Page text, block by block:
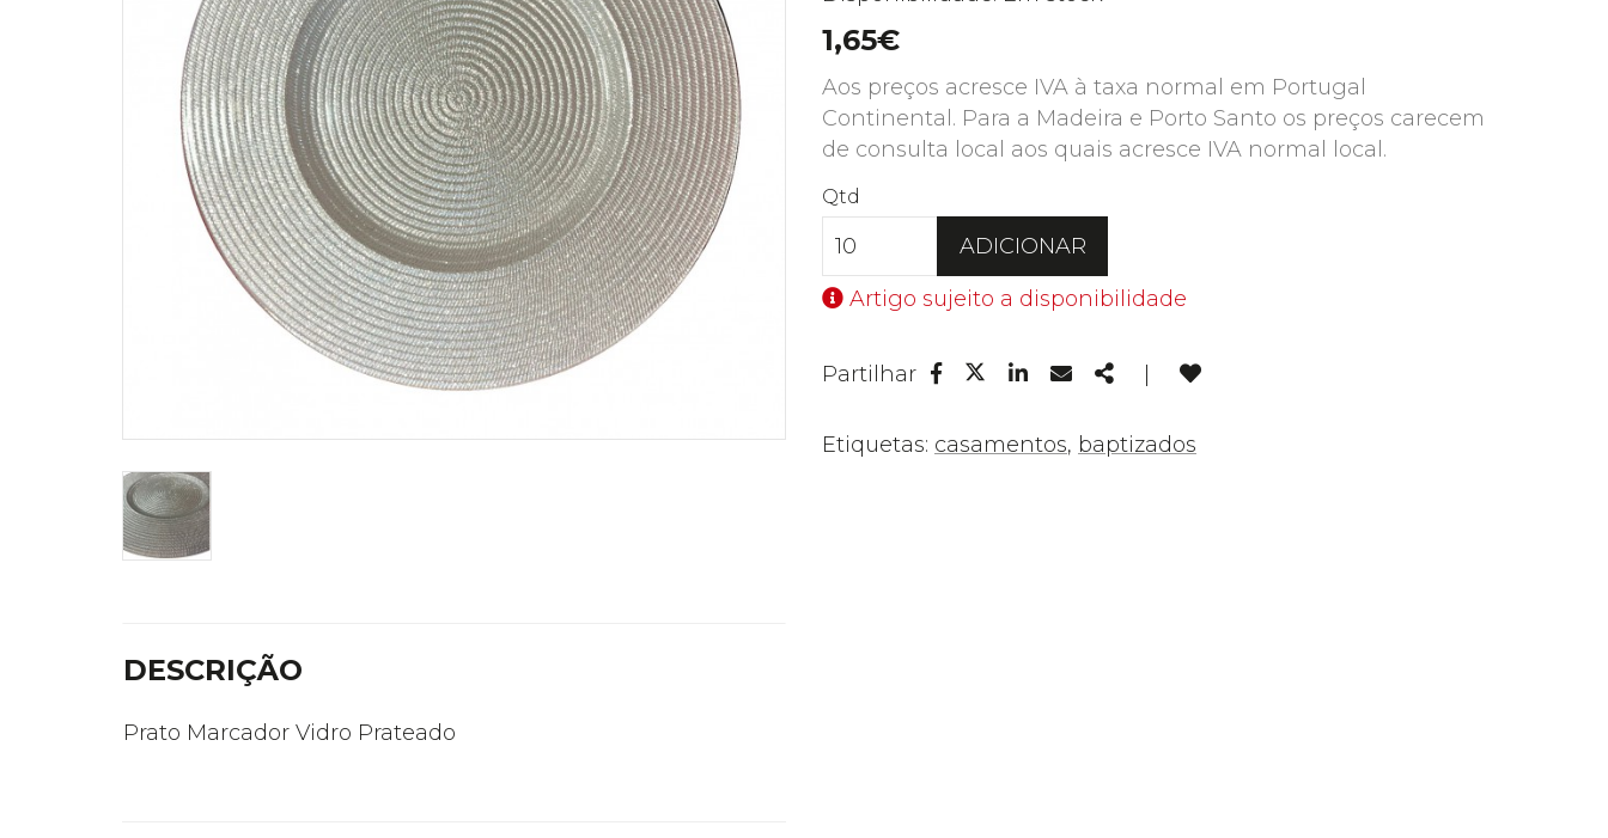
1,65€
Aos preços acresce IVA à taxa normal em Portugal
Continental. Para a Madeira e Porto Santo os preços carecem
de consulta local aos quais acresce IVA normal local.
Qtd
ADICIONAR
Artigo sujeito a disponibilidade
Partilhar
FacebookLinkedin
EmailShare
Etiquetas: casamentos, baptizados
DESCRIÇÃO
Prato Marcador Vidro Prateado